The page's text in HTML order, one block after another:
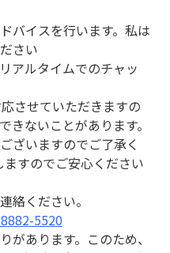
バイスを行います。私は
さい
アルタイムでのチャッ
させていただきますの
きないことがあります。
ざいますのでご了承く
すのでご安心ください
絡ください。
5520
があります。このため、